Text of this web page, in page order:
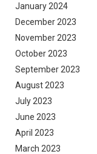
January 2024
December 2023
November 2023
October 2023
September 2023
August 2023
July 2023
June 2023
April 2023
March 2023